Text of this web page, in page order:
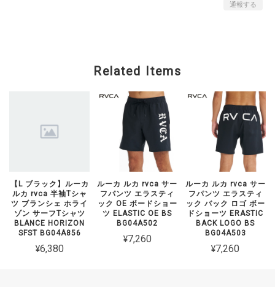
通報する
Related Items
【L ブラック】ルーカ
ルカ rvca 半袖Tシャ
ツ ブランシェ ホライ
ゾン サーフTシャツ
BLANCE HORIZON
SFST BG04A856
¥6,380
ルーカ ルカ rvca サー
フパンツ エラスティ
ック OE ボードショー
ツ ELASTIC OE BS
BG04A502
¥7,260
ルーカ ルカ rvca サー
フパンツ エラスティ
ック バック ロゴ ボー
ドショーツ ERASTIC
BACK LOGO BS
BG04A503
¥7,260